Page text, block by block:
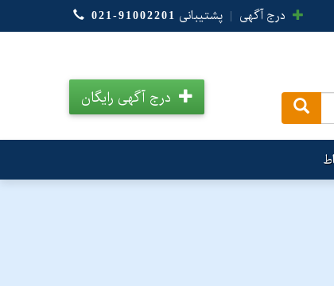
درج آگهی | پشتیبانی 021-91002201
درج آگهی رایگان